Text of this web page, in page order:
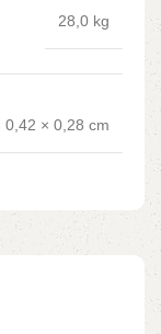
28,0 kg
0,42 × 0,28 cm